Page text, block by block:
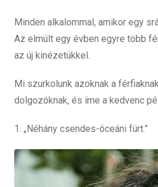
Minden alkalommal, amikor egy
Az elmúlt egy évben egyre több
az új kinézetükkel.
Mi szurkolunk azoknak a
dolgozóknak, és íme a kedvenc
1. „Néhány csendes-óceáni fürt.”